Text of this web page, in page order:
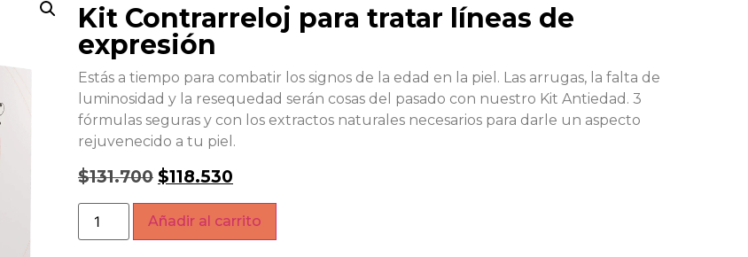
Kit Contrarreloj para tratar líneas de
expresión
Estás a tiempo para combatir los signos de la edad en la piel. Las arrugas, la falta de
luminosidad y la resequedad serán cosas del pasado con nuestro Kit Antiedad. 3
fórmulas seguras y con los extractos naturales necesarios para darle un aspecto
rejuvenecido a tu piel.
$131.700 $118.530
Añadir al carrito